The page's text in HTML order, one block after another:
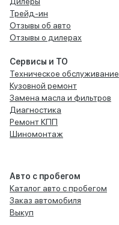
Трейд-ин
Отзывы об авто
Отзывы о дилерах
Сервисы и ТО
Техническое обслуживание
Кузовной ремонт
Замена масла и фильтров
Диагностика
Ремонт КПП
Шиномонтаж
Авто с пробегом
Каталог авто с пробегом
Заказ автомобиля
Выкуп